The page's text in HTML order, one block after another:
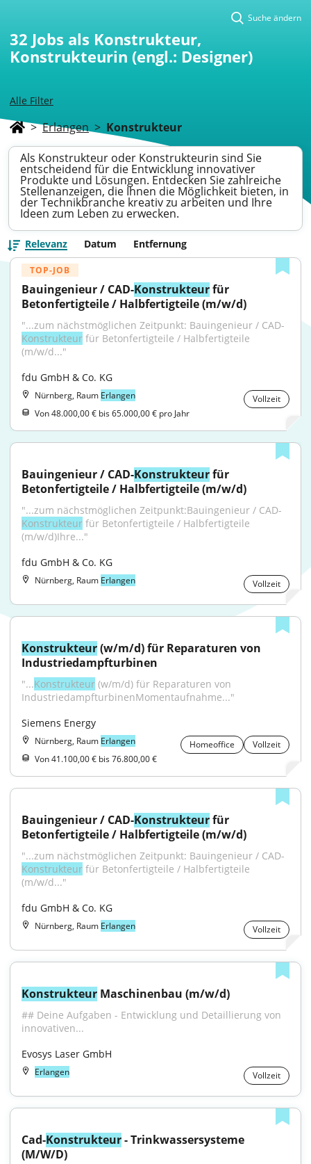
Alle Filter
Suche ändern
32 Jobs als Konstrukteur,
Konstrukteurin (engl.: Designer)
> Erlangen > Konstrukteur
Als Konstrukteur oder Konstrukteurin sind Sie
entscheidend für die Entwicklung innovativer
Produkte und Lösungen. Entdecken Sie zahlreiche
Stellenanzeigen, die Ihnen die Möglichkeit bieten, in
der Technikbranche kreativ zu arbeiten und Ihre
Ideen zum Leben zu erwecken.
Relevanz Datum Entfernung
TOP-JOB
Bauingenieur / CAD-Konstrukteur für
Betonfertigteile / Halbfertigteile (m/w/d)
"...zum nächstmöglichen Zeitpunkt: Bauingenieur / CAD-
Konstrukteur für Betonfertigteile / Halbfertigteile
(m/w/d..."
fdu GmbH & Co. KG
Nürnberg, Raum Erlangen
Vollzeit
Von 48.000,00 € bis 65.000,00 € pro Jahr
Bauingenieur / CAD-Konstrukteur für
Betonfertigteile / Halbfertigteile (m/w/d)
"...zum nächstmöglichen Zeitpunkt:Bauingenieur / CAD-
Konstrukteur für Betonfertigteile / Halbfertigteile
(m/w/d)Ihre..."
fdu GmbH & Co. KG
Nürnberg, Raum Erlangen Vollzeit
Konstrukteur (w/m/d) für Reparaturen von
Industriedampfturbinen
"...Konstrukteur (w/m/d) für Reparaturen von
IndustriedampfturbinenMomentaufnahme..."
Siemens Energy
Nürnberg, Raum Erlangen Homeoffice
Vollzeit
Von 41.100,00 € bis 76.800,00 €
Bauingenieur / CAD-Konstrukteur für
Betonfertigteile / Halbfertigteile (m/w/d)
"...zum nächstmöglichen Zeitpunkt: Bauingenieur / CAD-
Konstrukteur für Betonfertigteile / Halbfertigteile
(m/w/d..."
fdu GmbH & Co. KG
Nürnberg, Raum Erlangen Vollzeit
Konstrukteur Maschinenbau (m/w/d)
## Deine Aufgaben - Entwicklung und Detaillierung von
innovativen...
Evosys Laser GmbH
Erlangen Vollzeit
Cad-Konstrukteur - Trinkwassersysteme
(M/W/D)